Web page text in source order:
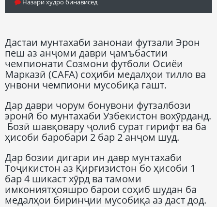
Назари худро бинависед
Дастаи мунтахаби занонаи футзали Эрон
пеш аз анҷоми даври ҷамъбастии
чемпионати Созмони футболи Осиёи
Марказӣ (CAFA) соҳиби медалҳои тилло ва
унвони чемпиони мусобиқа гашт.
Дар даври чорум бонувони футзалбози
эронӣ бо мунтахаби Узбекистон вохӯрданд.
Бозӣ шавқовару ҷолиб сурат гирифт ва ба
ҳисоби баробари 2 бар 2 анҷом шуд.
Дар бозии дигари ин давр мунтахаби
Тоҷикистон аз Қирғизистон бо ҳисоби 1
бар 4 шикаст хӯрд ва тамоми
имкониятҳояшро барои соҳиб шудан ба
медалҳои биринҷии мусобиқа аз даст дод.